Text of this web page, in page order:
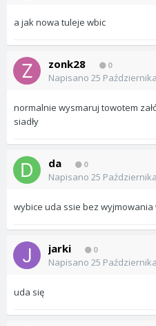
a jak nowa tuleje wbic
zonk28 0
Napisano 25
normalnie wysmaruj towotem
siadły
da 0
Napisano 25
wybice uda ssie bez wyjmowania
jarki 0
Napisano 25
uda się